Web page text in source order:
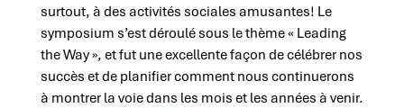
surtout, à des activités sociales amusantes! Le
symposium s’est déroulé sous le thème « Leading
the Way », et fut une excellente façon de célébrer nos
succès et de planifier comment nous continuerons
à montrer la voie dans les mois et les années à venir.